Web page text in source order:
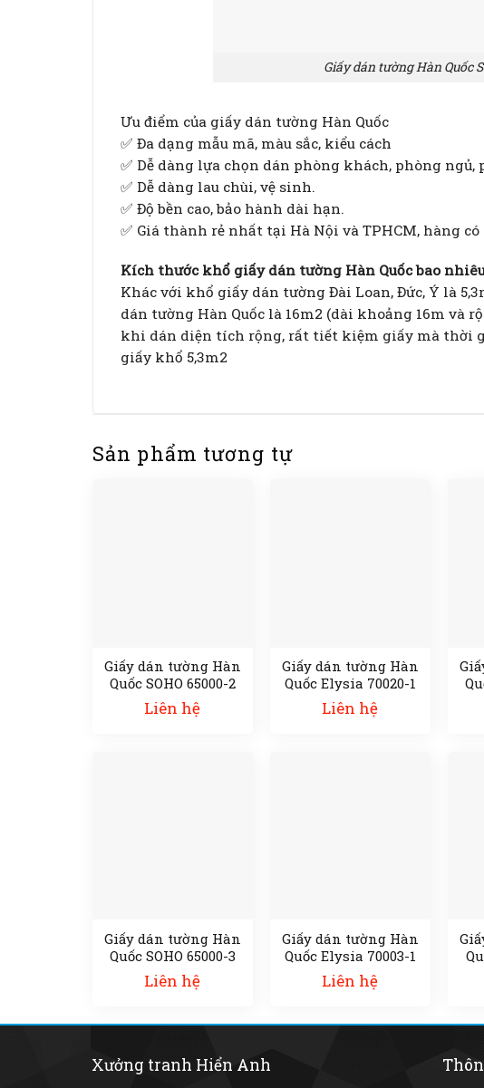
Giấy dán tường Hàn Quốc
Ưu điểm của giấy dán tường Hàn Quốc
✅ Đa dạng mẫu mã, màu sắc, kiểu cách
✅ Dễ dàng lựa chọn dán phòng khách, phòng
✅ Dễ dàng lau chùi, vệ sinh.
✅ Độ bền cao, bảo hành dài hạn.
✅ Giá thành rẻ nhất tại Hà Nội và TPHCM, hàng
Kích thước khổ giấy dán tường Hàn Quốc bao
Khác với khổ giấy dán tường Đài Loan, Đức, Ý là
dán tường Hàn Quốc là 16m2 (dài khoảng 16m và
khi dán diện tích rộng, rất tiết kiệm giấy mà thời
giấy khổ 5,3m2
Sản phẩm tương tự
Giấy dán tường Hàn
Quốc SOHO 65000-2
Liên hệ
Giấy dán tường Hàn
Quốc Elysia 70020-1
Liên hệ
Giấy dán tường Hàn
Quốc SOHO 65000-3
Liên hệ
Giấy dán tường Hàn
Quốc Elysia 70003-1
Liên hệ
Xưởng tranh Hiển Anh